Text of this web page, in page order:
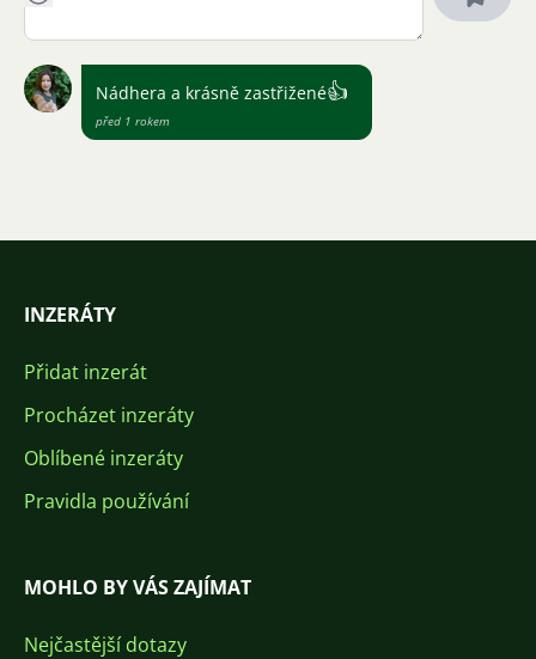
Nádhera a krásně zastřižené👍
před 1 rokem
INZERÁTY
Přidat inzerát
Procházet inzeráty
Oblíbené inzeráty
Pravidla používání
MOHLO BY VÁS ZAJÍMAT
Nejčastější dotazy